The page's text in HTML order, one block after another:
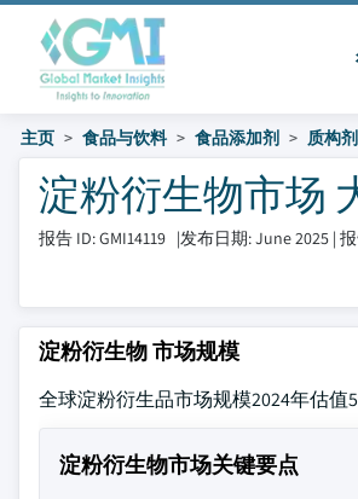
主页 食品与饮料 食品添加剂 质构
淀粉衍生物市场
报告 ID: GMI14119 |发布日期: June 2025 |
淀粉衍生物 市场规模
全球淀粉衍生品市场规模2024年估值
淀粉衍生物市场关键要点